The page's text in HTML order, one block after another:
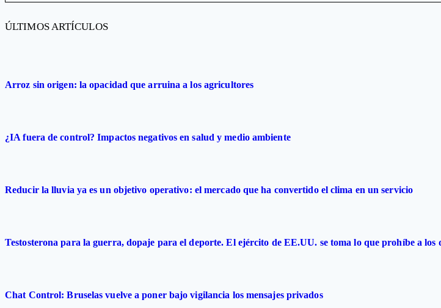
ÚLTIMOS ARTÍCULOS
Arroz sin origen: la opacidad que arruina a los agricultores
¿IA fuera de control? Impactos negativos en salud y medio ambiente
Reducir la lluvia ya es un objetivo operativo: el mercado que ha convertido el clima en un servicio
Testosterona para la guerra, dopaje para el deporte. El ejército de EE.UU. se toma lo que prohíbe a los
Chat Control: Bruselas vuelve a poner bajo vigilancia los mensajes privados